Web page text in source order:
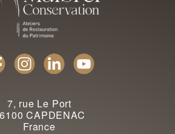
7, rue Le Port
CAPDENAC
France